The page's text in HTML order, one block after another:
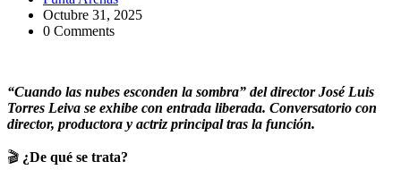
Octubre 31, 2025
0 Comments
“Cuando las nubes esconden la sombra” del director José Luis
Torres Leiva se exhibe con entrada liberada. Conversatorio con
director, productora y actriz principal tras la función.
🎬 ¿De qué se trata?